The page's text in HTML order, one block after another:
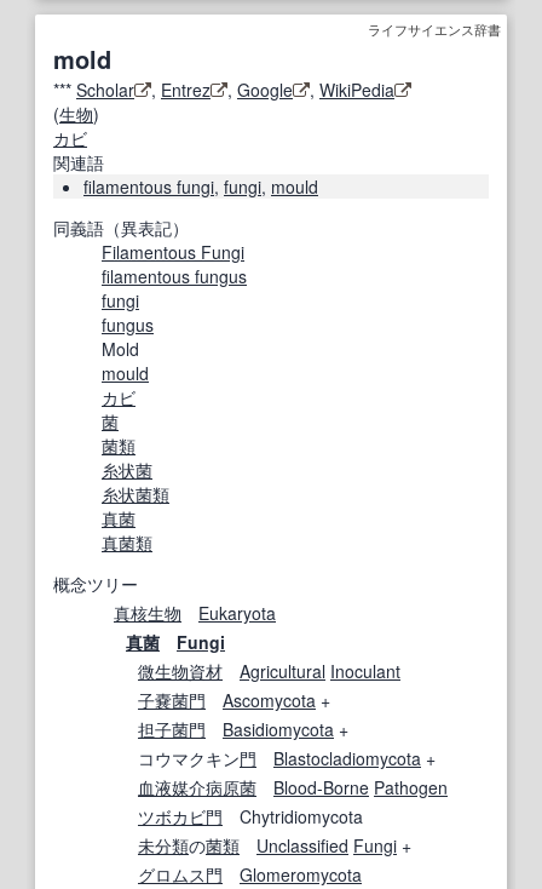
ライフサイエンス辞書
mold
*** Scholar , Entrez , Google , WikiPedia
(生物)
カビ
関連語
filamentous fungi, fungi, mould
同義語（異表記）
Filamentous Fungi
filamentous fungus
fungi
fungus
Mold
mould
カビ
菌
菌類
糸状菌
糸状菌類
真菌
真菌類
概念ツリー
真核生物
Eukaryota
真菌
Fungi
微生物資材
Agricultural Inoculant
子嚢菌門
Ascomycota +
担子菌門
Basidiomycota +
コウマクキン門 Blastocladiomycota +
血液媒介病原菌 Blood-Borne Pathogen
ツボカビ門 Chytridiomycota
未分類の菌類 Unclassified Fungi +
グロムス門
Glomeromycota